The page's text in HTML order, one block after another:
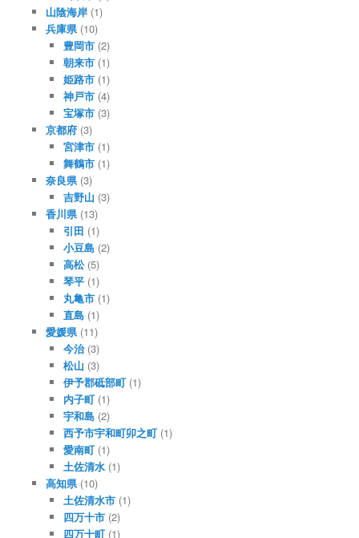
山陰海岸(1)
兵庫県(10)
豊岡市 (2)
朝来市 (1)
姫路市 (1)
神戸市 (4)
宝塚市 (3)
京都府(3)
宮津市 (1)
舞鶴市 (1)
奈良県(3)
吉野山 (3)
香川県(13)
引田 (1)
小豆島 (2)
高松(5)
琴平 (1)
丸亀市 (1)
直島 (1)
愛媛県(11)
今治(3)
松山 (3)
伊予郡砥部町 (1)
内子町 (1)
宇和島 (2)
西予市宇和町卯之町 (1)
愛南町 (1)
土佐清水 (1)
高知県(10)
土佐清水市 (1)
四万十市 (2)
四万十町 (1)